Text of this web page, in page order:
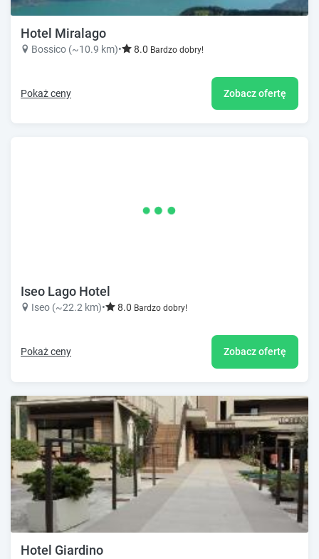
Hotel Miralago
Bossico (~10.9 km)• 8.0 Bardzo dobry!
Pokaż ceny Zobacz ofertę
Iseo Lago Hotel
Iseo (~22.2 km)• 8.0 Bardzo dobry!
Pokaż ceny Zobacz ofertę
Hotel Giardino